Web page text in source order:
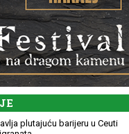
plutajuću barijeru u Ceuti